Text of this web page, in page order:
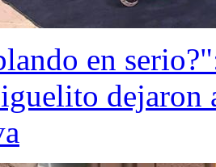
en
dejaron